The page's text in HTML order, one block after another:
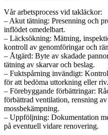
Vår arbetsprocess vid takläckor:
– Akut tätning: Presenning och
inflödet omedelbart.
– Läcksökning: Mätning,
kontroll av genomföringar och
– Åtgärd: Byte av skadade
tätning av skarvar och beslag.
– Fuktspårning invändigt:
för att bedöma uttorkning eller riv.
– Förebyggande förbättringar:
förbättrad ventilation, rensning
mossbekämpning.
– Uppföljning: Dokumentation
på eventuell vidare renovering.